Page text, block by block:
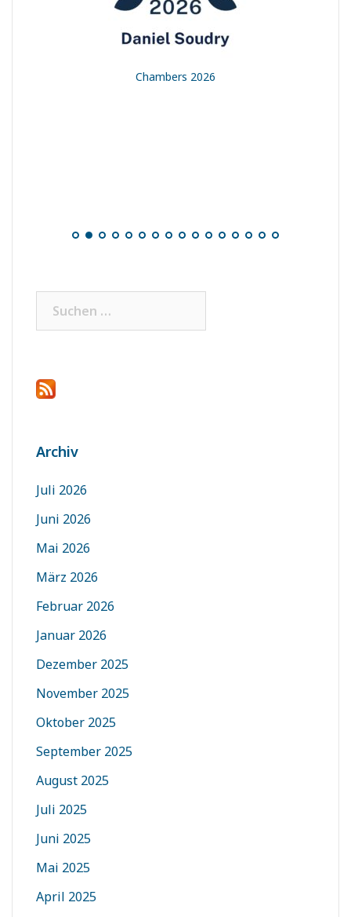
Chambers 2026
Archiv
Juli 2026
Juni 2026
Mai 2026
März 2026
Februar 2026
Januar 2026
Dezember 2025
November 2025
Oktober 2025
September 2025
August 2025
Juli 2025
Juni 2025
Mai 2025
April 2025